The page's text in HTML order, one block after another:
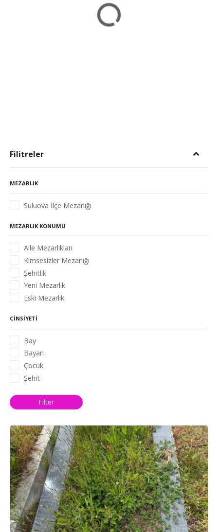
Filitreler
MEZARLIK
Suluova İlçe Mezarlığı
MEZARLIK KONUMU
Aile Mezarlıkları
Kimsesizler Mezarlığı
Şehitlik
Yeni Mezarlık
Eski Mezarlık
CINSIYETI
Bay
Bayan
Çocuk
Şehit
Filter